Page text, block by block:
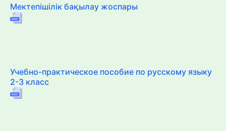
Мектепішілік бақылау жоспары
Учебно-практическое пособие по русскому языку
2-3 класс